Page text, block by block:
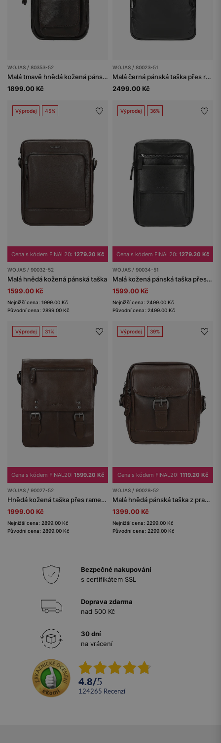
WOJAS / 80353-52
Malá tmavě hnědá kožená pánská taška
1899.00 Kč
WOJAS / 80023-51
Malá černá pánská taška přes rameno
2499.00 Kč
Výprodej 45%
Cena s kódem FINAL20: 1279.20 Kč
WOJAS / 90032-52
Malá hnědá kožená pánská taška
1599.00 Kč
Nejnižší cena: 1999.00 Kč
Původní cena: 2899.00 Kč
Výprodej 36%
Cena s kódem FINAL20: 1279.20 Kč
WOJAS / 90034-51
Malá kožená pánská taška přes rameno
1599.00 Kč
Nejnižší cena: 2499.00 Kč
Původní cena: 2499.00 Kč
Výprodej 31%
Cena s kódem FINAL20: 1599.20 Kč
WOJAS / 90027-52
Hnědá kožená taška přes rameno
1999.00 Kč
Nejnižší cena: 2899.00 Kč
Původní cena: 2899.00 Kč
Výprodej 39%
Cena s kódem FINAL20: 1119.20 Kč
WOJAS / 90028-52
Malá hnědá pánská taška z pravé kůže
1399.00 Kč
Nejnižší cena: 2299.00 Kč
Původní cena: 2299.00 Kč
Bezpečné nakupování
s certifikátem SSL
Doprava zdarma
nad 500 Kč
30 dní
na vrácení
4.8/5
124265 recenzí